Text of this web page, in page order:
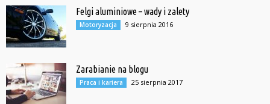
Felgi aluminiowe – wady i zalety
Motoryzacja 9 sierpnia 2016
Zarabianie na blogu
Praca i kariera 25 sierpnia 2017